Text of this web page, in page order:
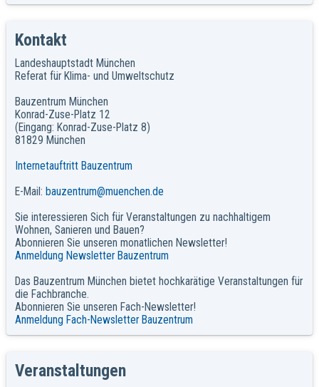
Kontakt
Landeshauptstadt München
Referat für Klima- und Umweltschutz
Bauzentrum München
Konrad-Zuse-Platz 12
(Eingang: Konrad-Zuse-Platz 8)
81829 München
Internetauftritt Bauzentrum
E-Mail: bauzentrum@muenchen.de
Sie interessieren Sich für Veranstaltungen zu nachhaltigem
Wohnen, Sanieren und Bauen?
Abonnieren Sie unseren monatlichen Newsletter!
Anmeldung Newsletter Bauzentrum
Das Bauzentrum München bietet hochkarätige Veranstaltungen für
die Fachbranche.
Abonnieren Sie unseren Fach-Newsletter!
Anmeldung Fach-Newsletter Bauzentrum
Veranstaltungen